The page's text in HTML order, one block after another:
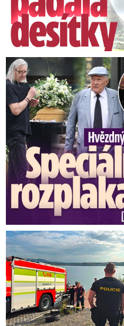
Speciální řečníci nad rakví